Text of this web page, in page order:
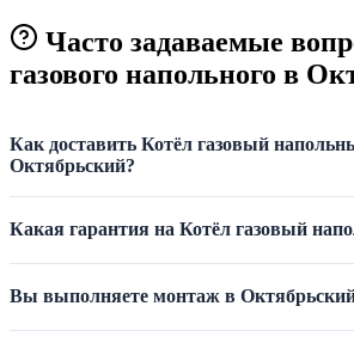
Часто задаваемые
газового напольного в
Как доставить Котёл газовый
Октябрьский?
Какая гарантия на Котёл газовый
Вы выполняете монтаж в